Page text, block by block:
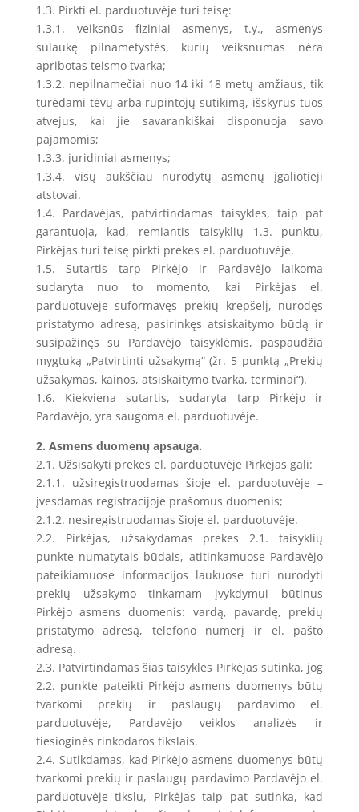
1.3. Pirkti el. parduotuvėje turi teisę:
1.3.1. veiksnūs fiziniai asmenys, t.y., asmenys
sulaukę pilnametystės, kurių veiksnumas nėra
apribotas teismo tvarka;
1.3.2. nepilnamečiai nuo 14 iki 18 metų amžiaus, tik
turėdami tėvų arba rūpintojų sutikimą, išskyrus tuos
atvejus, kai jie savarankiškai disponuoja savo
pajamomis;
1.3.3. juridiniai asmenys;
1.3.4. visų aukščiau nurodytų asmenų įgaliotieji
atstovai.
1.4. Pardavėjas, patvirtindamas taisykles, taip pat
garantuoja, kad, remiantis taisyklių 1.3. punktu,
Pirkėjas turi teisę pirkti prekes el. parduotuvėje.
1.5. Sutartis tarp Pirkėjo ir Pardavėjo laikoma
sudaryta nuo to momento, kai Pirkėjas el.
parduotuvėje suformavęs prekių krepšelį, nurodęs
pristatymo adresą, pasirinkęs atsiskaitymo būdą ir
susipažinęs su Pardavėjo taisyklėmis, paspaudžia
mygtuką „Patvirtinti užsakymą“ (žr. 5 punktą „Prekių
užsakymas, kainos, atsiskaitymo tvarka, terminai“).
1.6. Kiekviena sutartis, sudaryta tarp Pirkėjo ir
Pardavėjo, yra saugoma el. parduotuvėje.
2. Asmens duomenų apsauga.
2.1. Užsisakyti prekes el. parduotuvėje Pirkėjas gali:
2.1.1. užsiregistruodamas šioje el. parduotuvėje –
įvesdamas registracijoje prašomus duomenis;
2.1.2. nesiregistruodamas šioje el. parduotuvėje.
2.2. Pirkėjas, užsakydamas prekes 2.1. taisyklių
punkte numatytais būdais, atitinkamuose Pardavėjo
pateikiamuose informacijos laukuose turi nurodyti
prekių užsakymo tinkamam įvykdymui būtinus
Pirkėjo asmens duomenis: vardą, pavardę, prekių
pristatymo adresą, telefono numerį ir el. pašto
adresą.
2.3. Patvirtindamas šias taisykles Pirkėjas sutinka, jog
2.2. punkte pateikti Pirkėjo asmens duomenys būtų
tvarkomi prekių ir paslaugų pardavimo el.
parduotuvėje, Pardavėjo veiklos analizės ir
tiesioginės rinkodaros tikslais.
2.4. Sutikdamas, kad Pirkėjo asmens duomenys būtų
tvarkomi prekių ir paslaugų pardavimo Pardavėjo el.
parduotuvėje tikslu, Pirkėjas taip pat sutinka, kad